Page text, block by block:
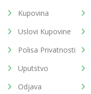
Kupovina
Uslovi Kupovine
Polisa Privatnosti
Uputstvo
Odjava